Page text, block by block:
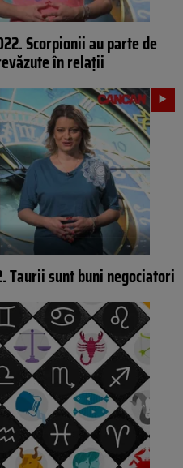
Scorpionii au parte de
în relații
Taurii sunt buni negociatori